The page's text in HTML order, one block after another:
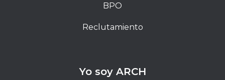
BPO
Reclutamiento
Yo soy ARCH